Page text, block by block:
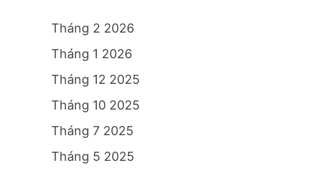
Tháng 2 2026
Tháng 1 2026
Tháng 12 2025
Tháng 10 2025
Tháng 7 2025
Tháng 5 2025